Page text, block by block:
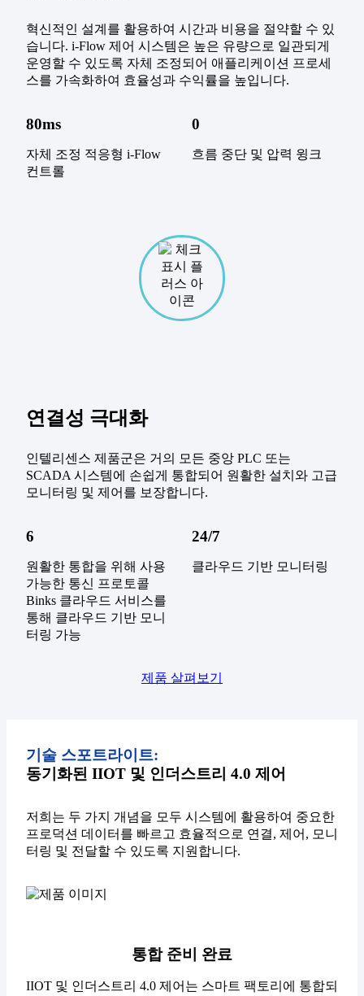
혁신적인 설계를 활용하여 시간과 비용을 절약할 수 있
습니다. i-Flow 제어 시스템은 높은 유량으로 일관되게
운영할 수 있도록 자체 조정되어 애플리케이션 프로세
스를 가속화하여 효율성과 수익률을 높입니다.
80ms
자체 조정 적응형 i-Flow
컨트롤
0
흐름 중단 및 압력 윙크
연결성 극대화
인텔리센스 제품군은 거의 모든 중앙 PLC 또는
SCADA 시스템에 손쉽게 통합되어 원활한 설치와 고급
모니터링 및 제어를 보장합니다.
6
원활한 통합을 위해 사용
가능한 통신 프로토콜
Binks 클라우드 서비스를
통해 클라우드 기반 모니
터링 가능
24/7
클라우드 기반 모니터링
제품 살펴보기
기술 스포트라이트:
동기화된 IIOT 및 인더스트리 4.0 제어
저희는 두 가지 개념을 모두 시스템에 활용하여 중요한
프로덕션 데이터를 빠르고 효율적으로 연결, 제어, 모니
터링 및 전달할 수 있도록 지원합니다.
통합 준비 완료
IIOT 및 인더스트리 4.0 제어는 스마트 팩토리에 통합되